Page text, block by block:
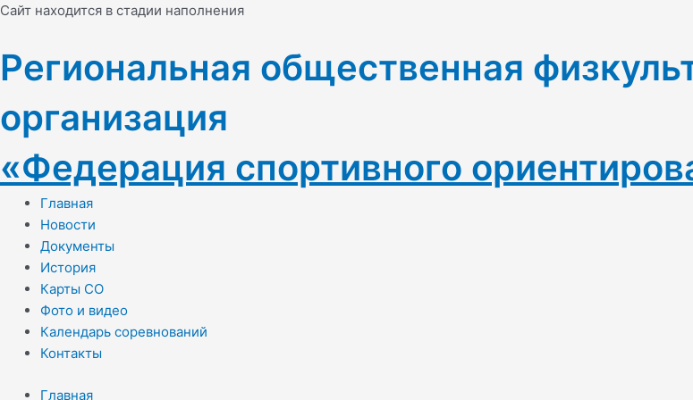
Перейти
содержимому
Cайт находится в стадии наполнения
Региональная общественная
организация
«Федерация спортивного
Главная
Новости
Документы
История
Карты СО
Фото и видео
Календарь соревнований
Контакты
Главная
Навигация